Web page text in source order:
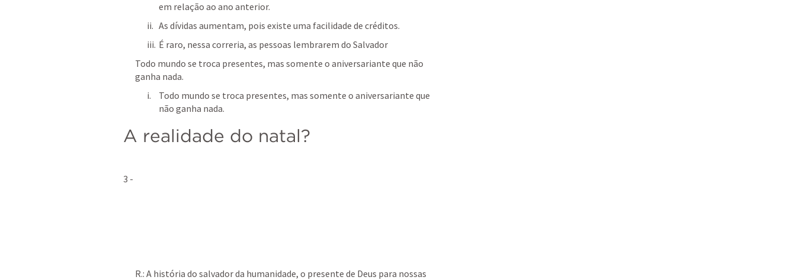
em relação ao ano anterior.
As dívidas aumentam, pois existe uma facilidade de créditos.
É raro, nessa correria, as pessoas lembrarem do Salvador
Todo mundo se troca presentes, mas somente o aniversariante que não
ganha nada.
Todo mundo se troca presentes, mas somente o aniversariante que
não ganha nada.
A realidade do natal?
3 -
R.: A história do salvador da humanidade, o presente de Deus para nossas